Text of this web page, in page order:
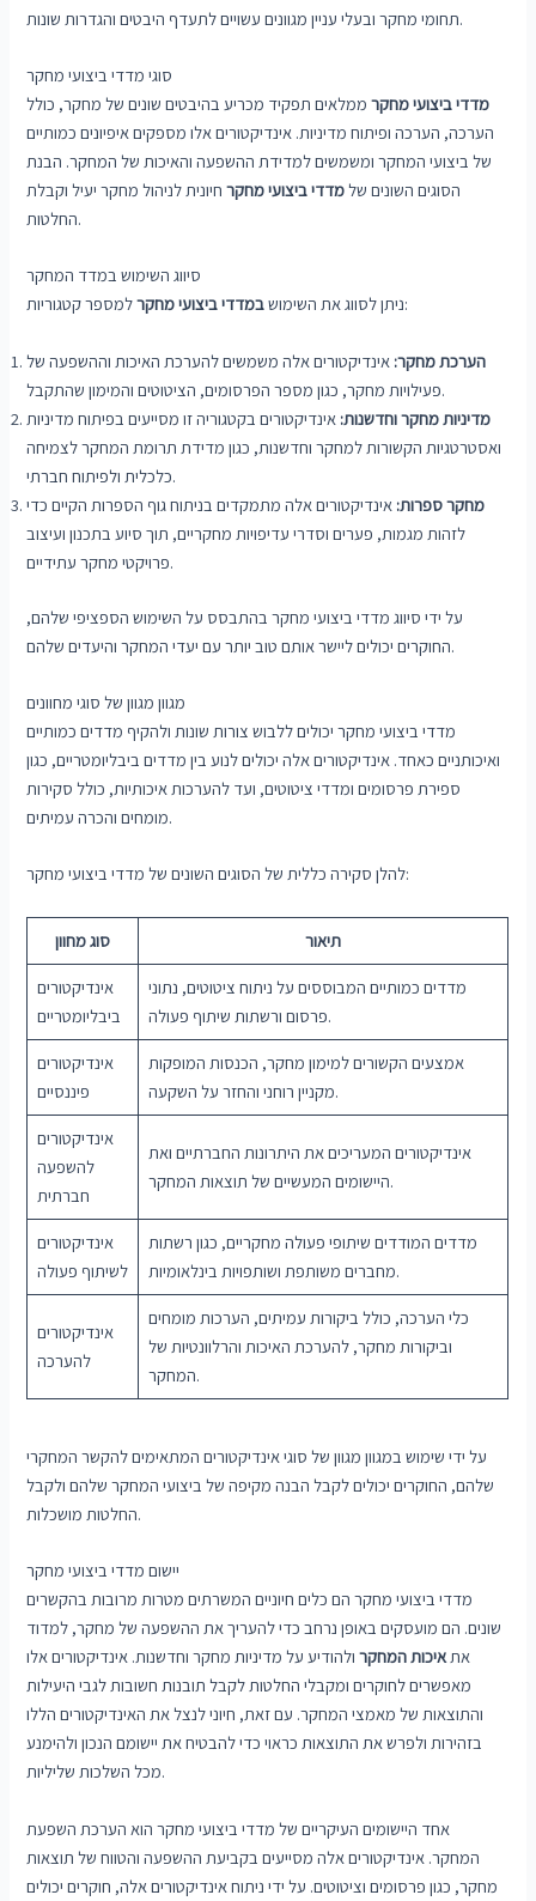
תחומי מחקר ובעלי עניין מגוונים עשויים לתעדף היבטים והגדרות שונות.
סוגי מדדי ביצועי מחקר
מדדי ביצועי מחקרממלאים תפקיד מכריע בהיבטים שונים של מחקר, כולל
הערכה, הערכה ופיתוח מדיניות. אינדיקטורים אלו מספקים איפיונים כמותיים
של ביצועי המחקר ומשמשים למדידת ההשפעה והאיכות של המחקר. הבנת
הסוגים השונים שלמדדי ביצועי מחקרחיונית לניהול מחקר יעיל וקבלת
החלטות.
סיווג השימוש במדד המחקר
ניתן לסווג את השימושבמדדי ביצועי מחקר למספר קטגוריות:
הערכת מחקר: אינדיקטורים אלה משמשים להערכת האיכות וההשפעה של
פעילויות מחקר, כגון מספר הפרסומים, הציטוטים והמימון שהתקבל.
מדיניות מחקר וחדשנות: אינדיקטורים בקטגוריה זו מסייעים בפיתוח מדיניות
ואסטרטגיות הקשורות למחקר וחדשנות, כגון מדידת תרומת המחקר לצמיחה
כלכלית ולפיתוח חברתי.
מחקר ספרות: אינדיקטורים אלה מתמקדים בניתוח גוף הספרות הקיים כדי
לזהות מגמות, פערים וסדרי עדיפויות מחקריים, תוך סיוע בתכנון ועיצוב
פרויקטי מחקר עתידיים.
על ידי סיווג מדדי ביצועי מחקר בהתבסס על השימוש הספציפי שלהם,
החוקרים יכולים ליישר אותם טוב יותר עם יעדי המחקר והיעדים שלהם.
מגוון מגוון של סוגי מחוונים
מדדי ביצועי מחקר יכולים ללבוש צורות שונות ולהקיף מדדים כמותיים
ואיכותניים כאחד. אינדיקטורים אלה יכולים לנוע בין מדדים ביבליומטריים, כגון
ספירת פרסומים ומדדי ציטוטים, ועד להערכות איכותיות, כולל סקירות
מומחים והכרה עמיתים.
להלן סקירה כללית של הסוגים השונים של מדדי ביצועי מחקר:
סוג מחוון תיאור
אינדיקטורים
ביבליומטריים
מדדים כמותיים המבוססים על ניתוח ציטוטים, נתוני
פרסום ורשתות שיתוף פעולה.
אינדיקטורים
פיננסיים
אמצעים הקשורים למימון מחקר, הכנסות המופקות
מקניין רוחני והחזר על השקעה.
אינדיקטורים
להשפעה
חברתית
אינדיקטורים המעריכים את היתרונות החברתיים ואת
היישומים המעשיים של תוצאות המחקר.
אינדיקטורים
לשיתוף פעולה
מדדים המודדים שיתופי פעולה מחקריים, כגון רשתות
מחברים משותפת ושותפויות בינלאומיות.
אינדיקטורים
להערכה
כלי הערכה, כולל ביקורות עמיתים, הערכות מומחים
וביקורות מחקר, להערכת האיכות והרלוונטיות של
המחקר.
על ידי שימוש במגוון מגוון של סוגי אינדיקטורים המתאימים להקשר המחקרי
שלהם, החוקרים יכולים לקבל הבנה מקיפה של ביצועי המחקר שלהם ולקבל
החלטות מושכלות.
יישום מדדי ביצועי מחקר
מדדי ביצועי מחקר הם כלים חיוניים המשרתים מטרות מרובות בהקשרים
שונים. הם מועסקים באופן נרחב כדי להעריך את ההשפעה של מחקר, למדוד
אתאיכות המחקרולהודיע ​​על מדיניות מחקר וחדשנות. אינדיקטורים אלו
מאפשרים לחוקרים ומקבלי החלטות לקבל תובנות חשובות לגבי היעילות
והתוצאות של מאמצי המחקר. עם זאת, חיוני לנצל את האינדיקטורים הללו
בזהירות ולפרש את התוצאות כראוי כדי להבטיח את יישומם הנכון ולהימנע
מכל השלכות שליליות.
אחד היישומים העיקריים של מדדי ביצועי מחקר הוא הערכת השפעת
המחקר. אינדיקטורים אלה מסייעים בקביעת ההשפעה והטווח של תוצאות
מחקר, כגון פרסומים וציטוטים. על ידי ניתוח אינדיקטורים אלה, חוקרים יכולים